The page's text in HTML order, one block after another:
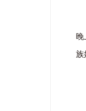
晚
族